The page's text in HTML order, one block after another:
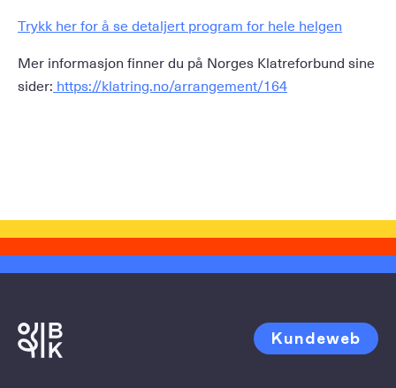
Trykk her for å se detaljert program for hele helgen
Mer informasjon finner du på Norges Klatreforbund sine
sider: https://klatring.no/arrangement/164
Kundeweb